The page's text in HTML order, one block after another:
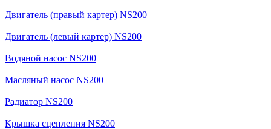
Двигатель (правый картер) NS200
Двигатель (левый картер) NS200
Водяной насос NS200
Масляный насос NS200
Радиатор NS200
Крышка сцепления NS200